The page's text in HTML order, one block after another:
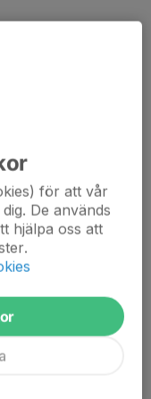
på 072 258 32 55
2024
för att vår
De används
hjälpa oss att